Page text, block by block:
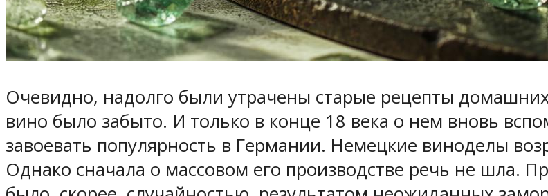
Очевидно, надолго были утрачены старые рецепты
вино было забыто. И только в конце 18 века о нем вновь
завоевать популярность в Германии. Немецкие виноделы
Однако сначала о массовом его производстве речь не шла.